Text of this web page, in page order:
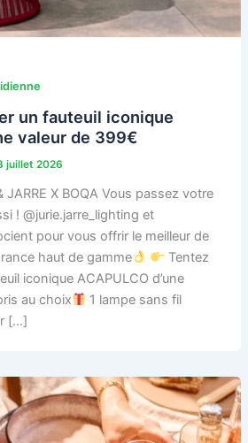
un fauteuil iconique
valeur de 399€
juillet 2026
JARRE X BOQA Vous passez votre
! @jurie.jarre_lighting et
pour vous offrir le meilleur de
haut de gamme
Tentez
iconique ACAPULCO d’une
au choix
1 lampe sans fil
[…]